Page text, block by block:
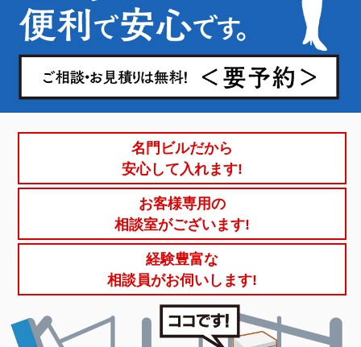
名門ビルだから
安心して入れます!
お客様専用の
相談室がございます!
経験豊富な
相談員がお伺いします!